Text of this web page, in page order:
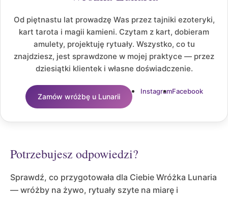
Od piętnastu lat prowadzę Was przez tajniki ezoteryki,
kart tarota i magii kamieni. Czytam z kart, dobieram
amulety, projektuję rytuały. Wszystko, co tu
znajdziesz, jest sprawdzone w mojej praktyce — przez
dziesiątki klientek i własne doświadczenie.
Zamów wróżbę u Lunarii
InstagramFacebook
Potrzebujesz odpowiedzi?
Sprawdź, co przygotowała dla Ciebie Wróżka Lunaria
— wróżby na żywo, rytuały szyte na miarę i